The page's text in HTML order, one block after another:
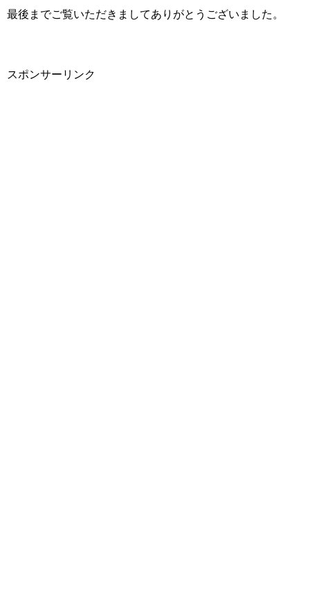
最後までご覧いただきましてありがとうございました。
スポンサーリンク